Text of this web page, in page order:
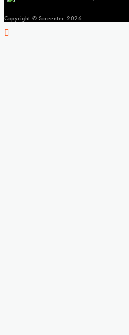
Copyright © Screentec 2026